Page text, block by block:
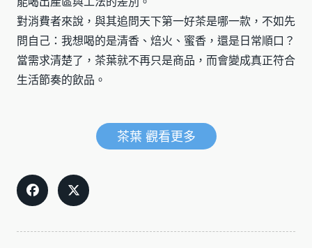
對消費者來說，與其追問天下第一好茶是哪一款，不如先
問自己：我想喝的是清香、焙火、蜜香，還是日常順口？
當需求清楚了，茶葉就不再只是商品，而會變成真正符合
生活節奏的飲品。
茶葉 觀看更多